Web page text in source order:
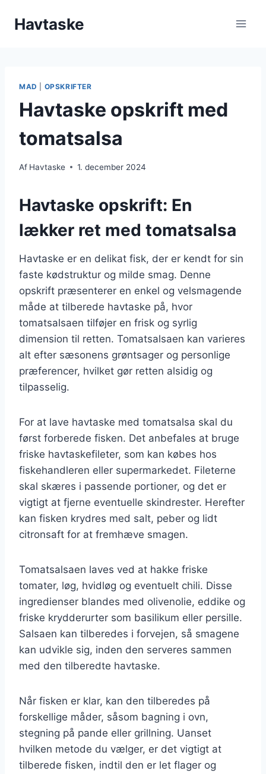
Havtaske
MAD OPSKRIFTER
Havtaske opskrift med
tomatsalsa
Af Havtaske 1. december 2024
Havtaske opskrift: En
lækker ret med tomatsalsa
Havtaske er en delikat fisk, der er kendt for sin
faste kødstruktur og milde smag. Denne
opskrift præsenterer en enkel og velsmagende
måde at tilberede havtaske på, hvor
tomatsalsaen tilføjer en frisk og syrlig
dimension til retten. Tomatsalsaen kan varieres
alt efter sæsonens grøntsager og personlige
præferencer, hvilket gør retten alsidig og
tilpasselig.
For at lave havtaske med tomatsalsa skal du
først forberede fisken. Det anbefales at bruge
friske havtaskefileter, som kan købes hos
fiskehandleren eller supermarkedet. Fileterne
skal skæres i passende portioner, og det er
vigtigt at fjerne eventuelle skindrester. Herefter
kan fisken krydres med salt, peber og lidt
citronsaft for at fremhæve smagen.
Tomatsalsaen laves ved at hakke friske
tomater, løg, hvidløg og eventuelt chili. Disse
ingredienser blandes med olivenolie, eddike og
friske krydderurter som basilikum eller persille.
Salsaen kan tilberedes i forvejen, så smagene
kan udvikle sig, inden den serveres sammen
med den tilberedte havtaske.
Når fisken er klar, kan den tilberedes på
forskellige måder, såsom bagning i ovn,
stegning på pande eller grillning. Uanset
hvilken metode du vælger, er det vigtigt at
tilberede fisken, indtil den er let flager og